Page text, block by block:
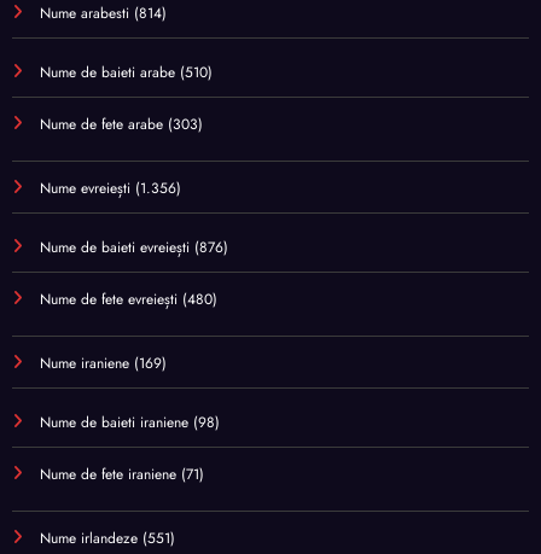
Nume arabesti (814)
Nume de baieti arabe (510)
Nume de fete arabe (303)
Nume evreiești (1.356)
Nume de baieti evreiești (876)
Nume de fete evreiești (480)
Nume iraniene (169)
Nume de baieti iraniene (98)
Nume de fete iraniene (71)
Nume irlandeze (551)